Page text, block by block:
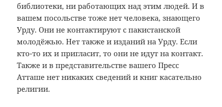
библиотеки, ни работающих над этим людей. И в
вашем посольстве тоже нет человека, знающего
Урду. Они не контактируют с пакистанской
молодёжью. Нет также и изданий на Урду. Если
кто-то их и пригласит, то они не идут на контакт.
Также и в представительстве вашего Пресс
Атташе нет никаких сведений и книг касательно
религии.